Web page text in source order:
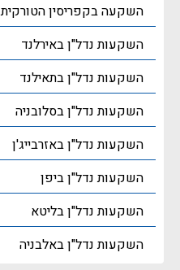
השקעה בקפריסין הטורקית
השקעות נדל"ן באירלנד
השקעות נדל"ן בתאילנד
השקעות נדל"ן בסלובניה
השקעות נדל"ן באזרבייג'ן
השקעות נדל"ן ביפן
השקעות נדל"ן בליטא
השקעות נדל"ן באלבניה